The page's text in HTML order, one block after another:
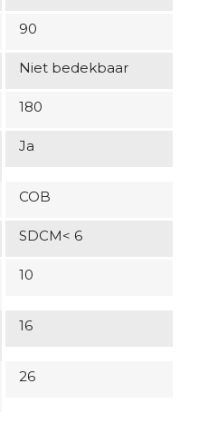
90
Niet bedekbaar
180
Ja
COB
SDCM< 6
10
16
26